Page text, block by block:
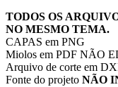
TODOS OS
NO MESMO TEMA.
CAPAS em PNG
Miolos em PDF NÃO
Arquivo de corte em
Fonte do projeto NÃO